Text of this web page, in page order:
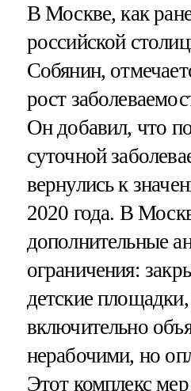
В Москве, как
российской
Собянин,
рост
Он добавил, что
суточной
вернулись к
2020 года. В
дополнительные
ограничения:
детские
включительно
нерабочими, но
Этот комплекс